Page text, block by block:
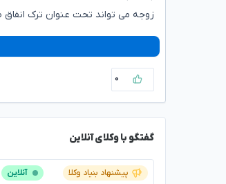
زوجه می تواند تحت عنوان ترک
۰
گفتگو با وکلای آنلاین
پیشنهاد بنیاد وکلا آنلاین